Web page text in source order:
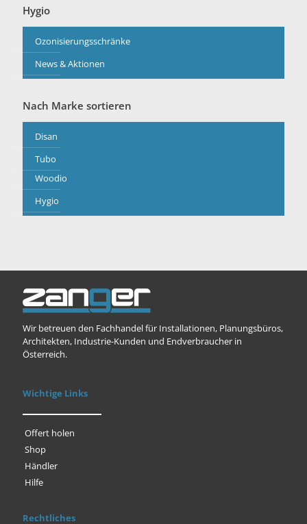
Hygio
Ozonisierungsschränke
News & Aktionen
Nach Marke sortieren
Disan
Tubo
Woodio
Hygio
Wir betreuen den Fachhandel für Installationen, Planungsbüros,
Architekten, Industrie-Kunden und Endverbraucher in
Österreich.
Wichtige Links
Offert holen
Shop
Händler
Hilfe
Rechtliches